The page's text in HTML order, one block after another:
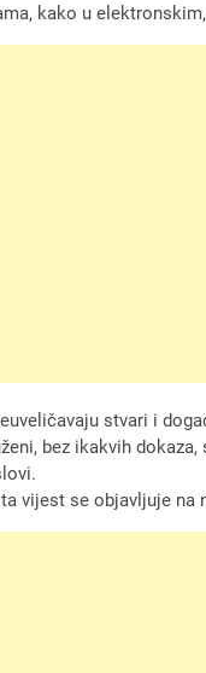
kako u
stvari i
bez ikakvih dokaza,
vijest se objavljuje na